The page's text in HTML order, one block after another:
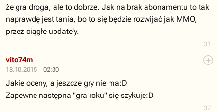
31
że gra droga, ale to dobrze. Jak na brak abonamentu to tak
naprawdę jest tania, bo to się będzie rozwijać jak MMO,
przez ciągłe update'y.
18.10.2015 02:30
32
vito74m
Jakie oceny, a jeszcze gry nie ma:D
Zapewne następna "gra roku" się szykuje:D